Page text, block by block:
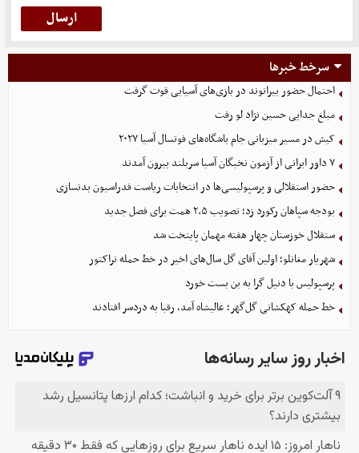
سرخط خبرها
احتمال حضور بیرانوند در بازی‌های آسیایی قوت گرفت
مبلغ جدایی حسین نژاد لو رفت
کیش در مسیر میزبانی جام باشگاه‌های فوتسال آسیا ۲۰۲۷
۷ داور ایرانی از آزمون نخبگان آسیا سربلند بیرون آمدند
حضور استقلالی و پرسپولیسی‌ها در انتخابات ریاست فدراسیون بدنسازی
بودجه سپاهان رکورد زد؛ تصویب ۲.۵ همت برای فصل جدید
ستقلال خوزستان چهار هفته مهمان پایتخت شد
شهریار مغانلو؛ اولین آقای گل سال‌های اخیر در خط حمله تراکتور
پرسپولیس با دنیل گرا به بن بست خورد
خط حمله کهکشانی گل‌گهر؛ عالیشاه آمد، رقبا به دردسر افتادند